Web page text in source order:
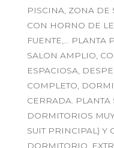
PISCINA, ZONA DE
CON HORNO DE
FUENTE,… PLANTA
SALON AMPLIO,
ESPACIOSA,
COMPLETO,
CERRADA.
DORMITORIOS
SUIT PRINCIPAL) Y
DORMITORIO.